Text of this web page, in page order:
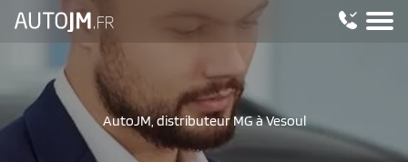
AutoJM, distributeur MG à Vesoul